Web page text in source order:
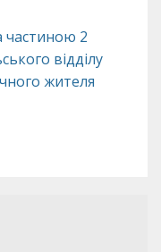
частиною 2
відділу
жителя